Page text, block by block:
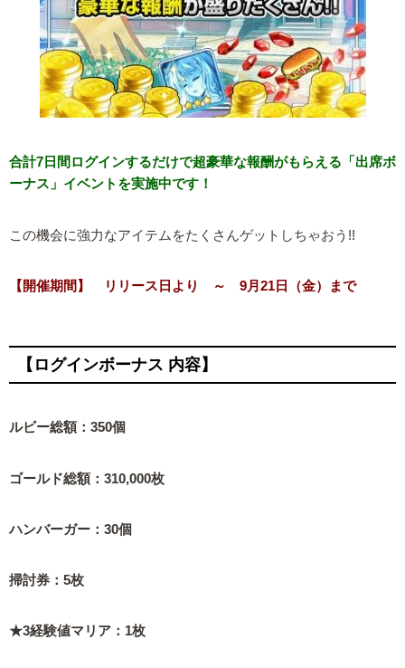
合計7日間ログインするだけで超豪華な報酬がもらえる「出席ボ
ーナス」イベントを実施中です！
この機会に強力なアイテムをたくさんゲットしちゃおう!!
【開催期間】 リリース日より ～ 9月21日（金）まで
【ログインボーナス 内容】
ルビー総額：350個
ゴールド総額：310,000枚
ハンバーガー：30個
掃討券：5枚
★3経験値マリア：1枚